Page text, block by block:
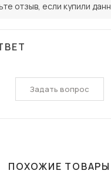
отзыв, если купили
Задать вопрос
ПОХОЖИЕ ТОВАРЫ